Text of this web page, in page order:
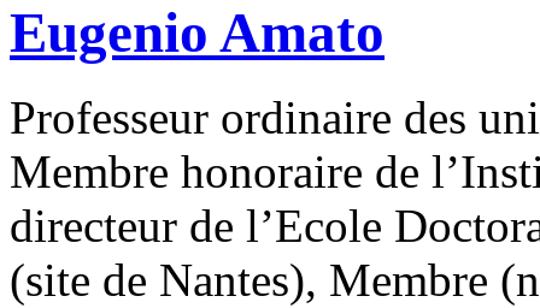
Eugenio Amato
Professeur ordinaire des
Membre honoraire de
directeur de l’Ecole
(site de Nantes), Membre